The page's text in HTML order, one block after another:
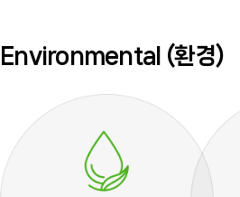
Environmental (환경)